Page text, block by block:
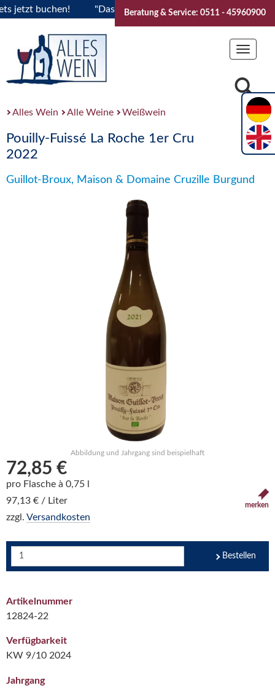
buchen! "Das Sommerfest 2026" Vive la
Beratung & Service: 0511 - 45960900
Toggle
Alles Wein Alle Weine Weißwein
Pouilly-Fuissé La Roche 1er Cru
2022
Guillot-Broux, Maison & Domaine Cruzille Burgund
Abbildung und Jahrgang sind beispielhaft
72,85 €
pro Flasche à 0,75 l
97,13 € / Liter
zzgl. Versandkosten
merken
Bestellen
Artikelnummer
12824-22
Verfügbarkeit
KW 9/10 2024
Jahrgang